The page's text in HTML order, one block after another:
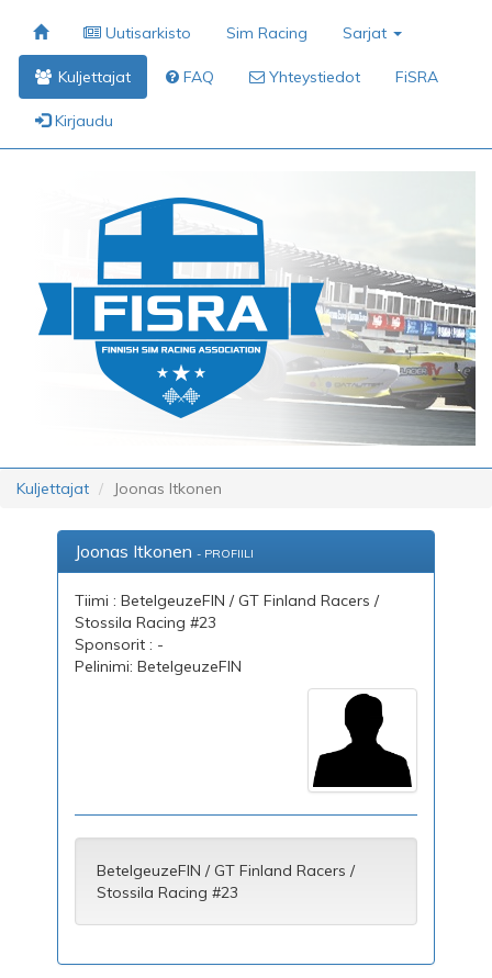
Uutisarkisto Sim Racing Sarjat
Kuljettajat FAQ Yhteystiedot FiSRA
Kirjaudu
Kuljettajat Joonas Itkonen
Joonas Itkonen - PROFIILI
Tiimi : BetelgeuzeFIN / GT Finland Racers /
Stossila Racing #23
Sponsorit : -
Pelinimi: BetelgeuzeFIN
BetelgeuzeFIN / GT Finland Racers /
Stossila Racing #23